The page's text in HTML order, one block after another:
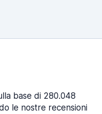
base di 280.048
le nostre recensioni